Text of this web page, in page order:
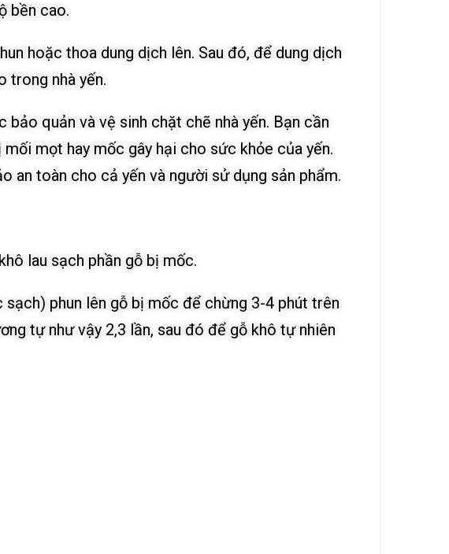
bền cao.
hoặc thoa dung dịch lên. Sau đó, để dung dịch
trong nhà yến.
quản và vệ sinh chặt chẽ nhà yến. Bạn cần
mọt hay mốc gây hại cho sức khỏe của yến.
an toàn cho cả yến và người sử dụng sản phẩm.
lau sạch phần gỗ bị mốc.
phun lên gỗ bị mốc để chừng 3-4 phút trên
tự như vậy 2,3 lần, sau đó để gỗ khô tự nhiên